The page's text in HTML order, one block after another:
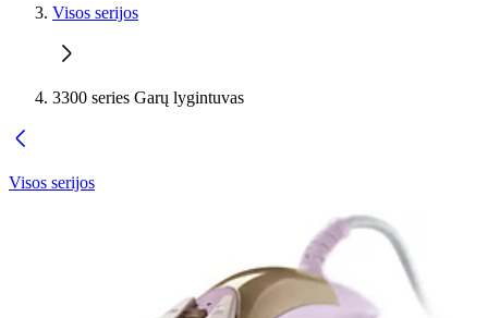
Visos serijos
3300 series Garų lygintuvas
Visos serijos